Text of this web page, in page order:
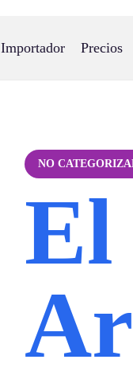
Importador Precios
NO
El